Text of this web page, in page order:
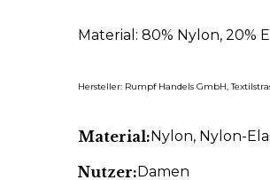
Material: 80% Nylon, 20%
Hersteller: Rumpf Handels GmbH,
Material:Nylon, Nylon-
Nutzer:Damen